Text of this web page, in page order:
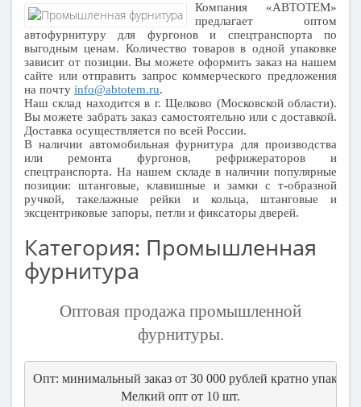
Компания «АВТОТЕМ»
предлагает оптом
автофурнитуру для фургонов и спецтранспорта по
выгодным ценам. Количество товаров в одной упаковке
зависит от позиции. Вы можете оформить заказ на нашем
сайте или отправить запрос коммерческого предложения
на почту info@abtotem.ru.
Наш склад находится в г. Щелково (Московской области).
Вы можете забрать заказ самостоятельно или с доставкой.
Доставка осуществляется по всей России.
В наличии автомобильная фурнитура для производства
или ремонта фургонов, рефрижераторов и
спецтранспорта. На нашем складе в наличии популярные
позиции: штанговые, клавишные и замки с т-образной
ручкой, такелажные рейки и кольца, штанговые и
эксцентриковые запоры, петли и фиксаторы дверей.
Категория: Промышленная
фурнитура
Оптовая продажа промышленной
фурнитуры.
Опт: минимальный заказ от 30 000 рублей кратно
Мелкий опт от 10 шт.